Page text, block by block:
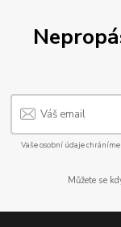
Vaše osobní údaje
Můžete se